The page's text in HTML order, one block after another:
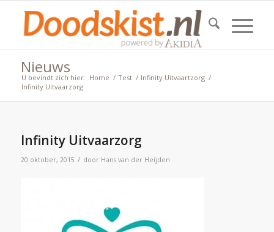
Nieuws
U bevindt zich hier: Home / Test / Infinity Uitvaartzorg /
Infinity Uitvaarzorg
Infinity Uitvaarzorg
20 oktober, 2015 / door Hans van der Heijden